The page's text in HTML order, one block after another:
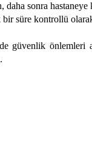
sonra hastaneye
süre kontrollü olarak
güvenlik